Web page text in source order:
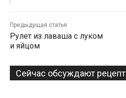
Предыдущая статья
Рулет из лаваша с луком
и яйцом
Сейчас обсуждают рецепт